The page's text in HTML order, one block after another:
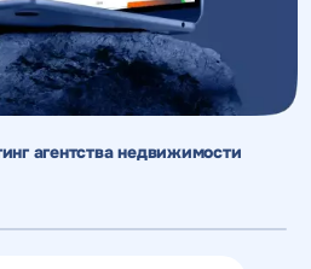
агентства недвижимости